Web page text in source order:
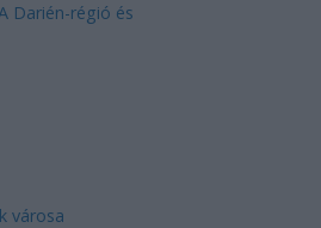
Darién-régió és
városa